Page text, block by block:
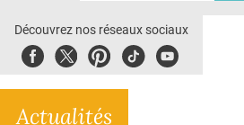
E-REVUE SAD
THÉMA
Découvrez nos réseaux sociaux
FacebookTwitterPinterest
TiktokYoubute
Actualités